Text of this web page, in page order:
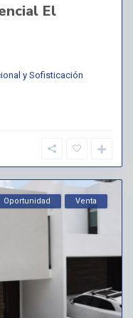
El
y Sofisticación
Oportunidad Venta